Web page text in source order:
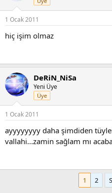
1 Ocak 2011
hiç işim olmaz
DeRiN_NiSa
Yeni Üye
Üye
1 Ocak 2011
ayyyyyyyy daha şimdiden
vallahi...zamin sağlam mı
1 2